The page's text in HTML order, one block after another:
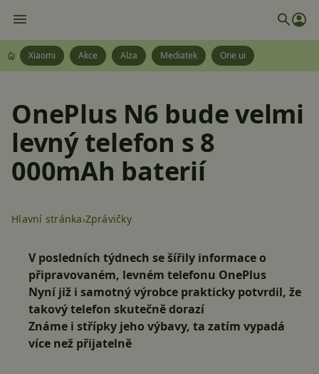
Xiaomi Akce Alza Mediatek One ui
OnePlus N6 bude velmi
levný telefon s 8
000mAh baterií
Hlavní stránka Zprávičky
V posledních týdnech se šířily informace o
připravovaném, levném telefonu OnePlus
Nyní již i samotný výrobce prakticky potvrdil, že
takový telefon skutečně dorazí
Známe i střípky jeho výbavy, ta zatím vypadá
více než přijatelně